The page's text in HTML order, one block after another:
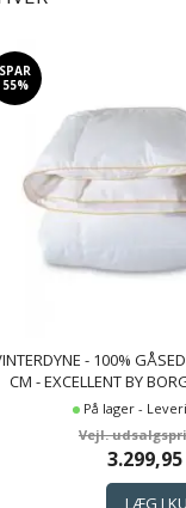
SPAR
55%
- 100%
CM - EXCELLENT BY
På lager -
3.299,95